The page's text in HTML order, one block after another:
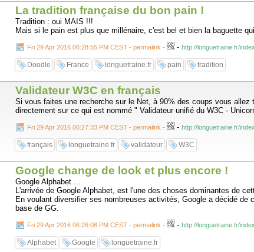
La tradition française du bon pain !
Tradition : oui MAIS !!!
Mais si le pain est plus que millénaire, c'est bel et bien la baguette
Fri 29 Apr 2016 06:28:55 PM CEST - permalink - - http://longuetraine.fr/
Doodle France longuetraine.fr pain tradition
Validateur W3C en français
Si vous faites une recherche sur le Net, à 90% des coups vous
directement sur ce qui est nommé " Validateur unifié du W3C -
Fri 29 Apr 2016 06:27:33 PM CEST - permalink - - http://longuetraine.fr/
français longuetraine.fr validateur W3C
Google change de look et plus encore !
Google Alphabet ...
L'arrivée de Google Alphabet, est l'une des choses dominantes de
En voulant diversifier ses nombreuses activités, Google a décidé
base de GG.
Fri 29 Apr 2016 06:26:08 PM CEST - permalink - - http://longuetraine.fr/
Alphabet Google longuetraine.fr